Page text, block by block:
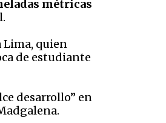
métricas
Lima, quien
de estudiante
desarrollo” en